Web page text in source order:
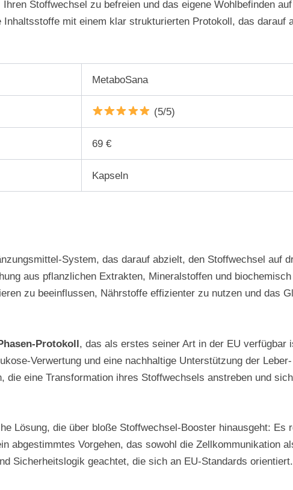
Stoffwechsel zu befreien und das eigene Wohlbefinden
mit einem klar strukturierten Protokoll, das darauf
MetaboSana
(5/5)
69 €
Kapseln
System, das darauf abzielt, den Stoffwechsel auf
aus pflanzlichen Extrakten, Mineralstoffen und
zu beeinflussen, Nährstoffe effizienter zu nutzen und das
Protokoll, das als erstes seiner Art in der EU
Verwertung und eine nachhaltige Unterstützung der
die eine Transformation ihres Stoffwechsels anstreben und
Lösung, die über bloße Stoffwechsel-Booster hinausgeht: Es
abgestimmtes Vorgehen, das sowohl die Zellkommunikation
Sicherheitslogik geachtet, die sich an EU-Standards orientiert.